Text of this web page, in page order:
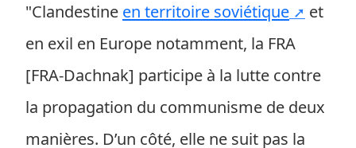
"Clandestine en territoire soviétique
et
en exil en Europe notamment, la FRA
[FRA-Dachnak] participe à la lutte contre
la propagation du communisme de deux
manières. D’un côté, elle ne suit pas la